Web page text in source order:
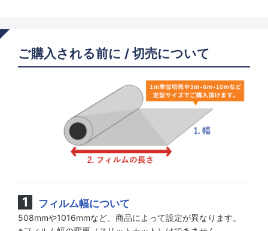
ご購入される前に / 切売について
フィルム幅について
508mmや1016mmなど、商品によって設定が異なります。